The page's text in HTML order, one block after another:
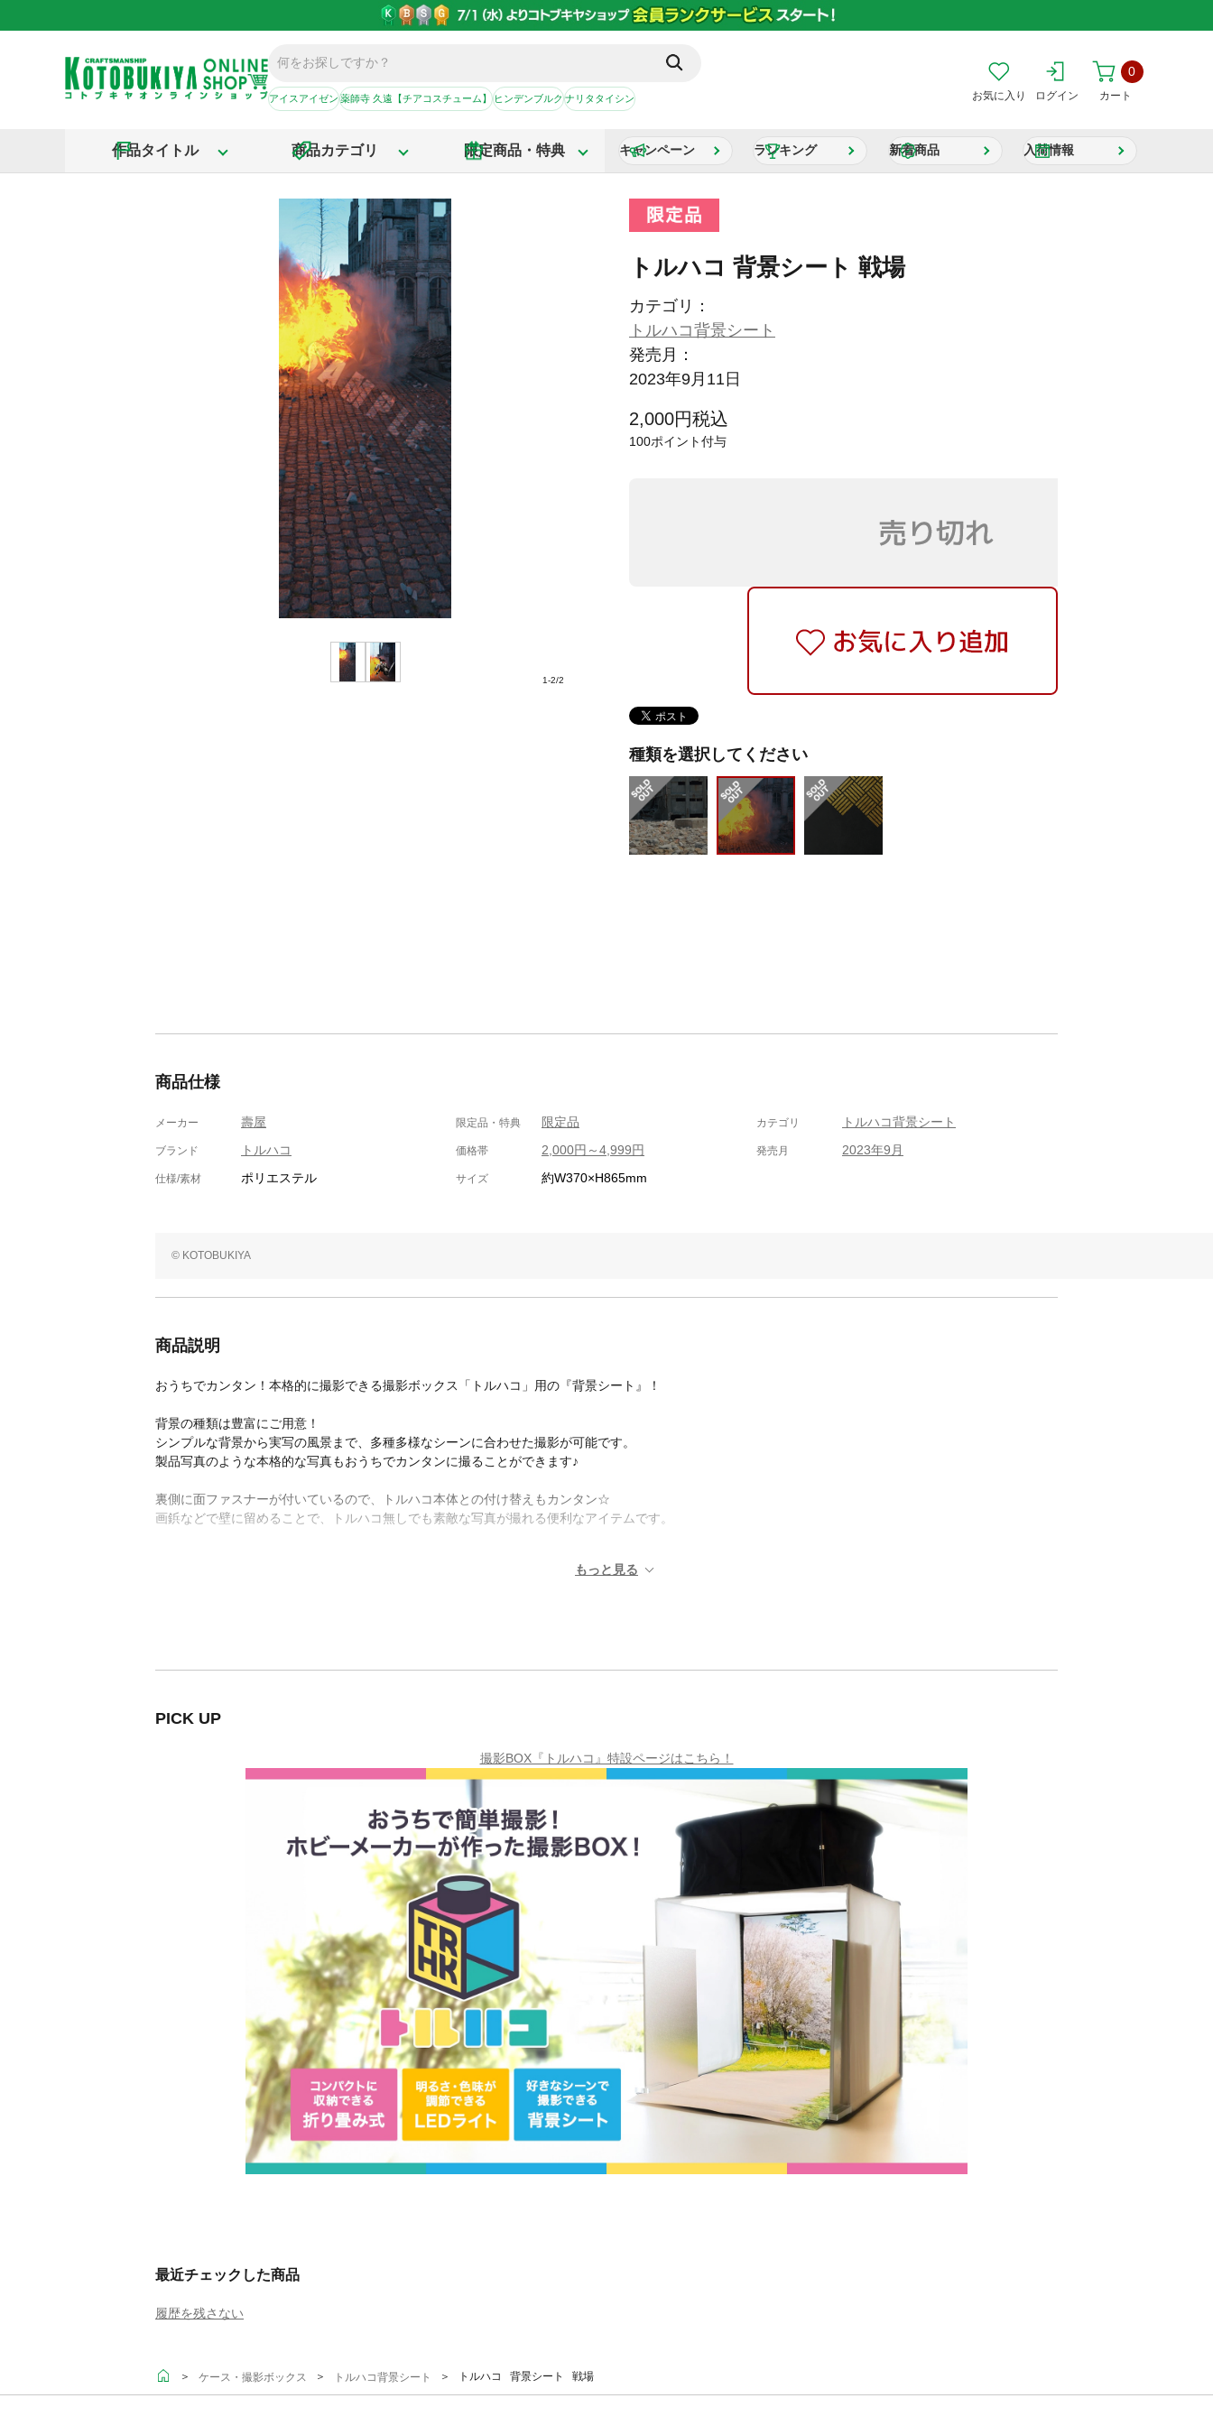
アイスアイゼン薬師寺 久遠【チアコスチューム】ヒンデンブルクナリタタイシン お気に入り ログイン カート
0
作品タイトル 商品カテゴリ 限定商品・特典 キャンペーン ランキング 新着商品 入荷情報
1-2/2
トルハコ 背景シート 戦場
カテゴリ：
トルハコ背景シート
発売月：
2023年9月11日
2,000円税込
100ポイント付与
種類を選択してください
商品仕様
メーカー 壽屋 限定品・特典 限定品 カテゴリ トルハコ背景シート
ブランド トルハコ 価格帯 2,000円～4,999円 発売月 2023年9月
仕様/素材 ポリエステル サイズ 約W370×H865mm
© KOTOBUKIYA
商品説明
おうちでカンタン！本格的に撮影できる撮影ボックス「トルハコ」用の『背景シート』！
背景の種類は豊富にご用意！
シンプルな背景から実写の風景まで、多種多様なシーンに合わせた撮影が可能です。
製品写真のような本格的な写真もおうちでカンタンに撮ることができます♪
裏側に面ファスナーが付いているので、トルハコ本体との付け替えもカンタン☆
画鋲などで壁に留めることで、トルハコ無しでも素敵な写真が撮れる便利なアイテムです。
PICK UP
撮影BOX『トルハコ』特設ページはこちら！
最近チェックした商品
履歴を残さない
＞ ケース・撮影ボックス ＞ トルハコ背景シート ＞ トルハコ 背景シート 戦場